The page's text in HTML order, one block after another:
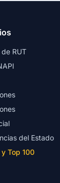
RUT
del Estado
Top 100